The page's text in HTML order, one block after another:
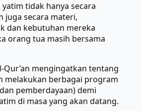
tidak hanya secara
juga secara materi,
dan kebutuhan mereka
orang tua masih bersama
Qur’an mengingatkan tentang
melakukan berbagai program
pemberdayaan) demi
di masa yang akan datang.